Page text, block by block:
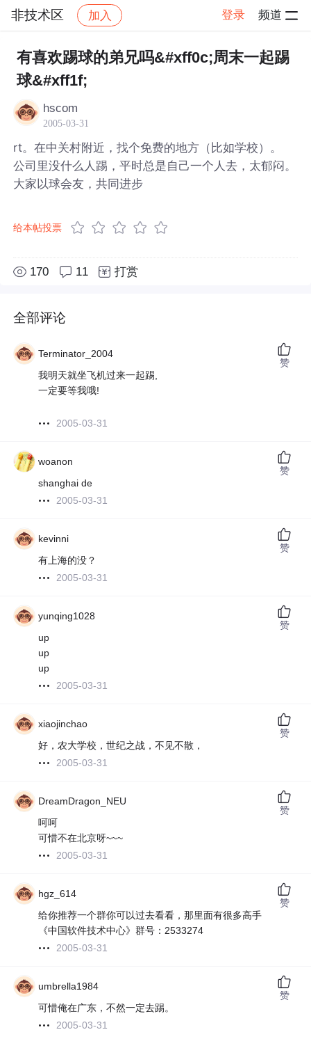
非技术区 加入 登录 频道
社区 非技术区 帖子详情
有喜欢踢球的弟兄吗&#xff0c;周末一起踢
球&#xff1f;
hscom
2005-03-31
rt。在中关村附近，找个免费的地方（比如学校）。
公司里没什么人踢，平时总是自己一个人去，太郁闷。
大家以球会友，共同进步
给本帖投票
170 11 打赏
全部评论
Terminator_2004
我明天就坐飞机过来一起踢,
一定要等我哦!
2005-03-31
赞
woanon
shanghai de
2005-03-31
赞
kevinni
有上海的没？
2005-03-31
赞
yunqing1028
up
up
up
2005-03-31
赞
xiaojinchao
好，农大学校，世纪之战，不见不散，
2005-03-31
赞
DreamDragon_NEU
呵呵
可惜不在北京呀~~~
2005-03-31
赞
hgz_614
给你推荐一个群你可以过去看看，那里面有很多高手
《中国软件技术中心》群号：2533274
2005-03-31
赞
umbrella1984
可惜俺在广东，不然一定去踢。
2005-03-31
赞